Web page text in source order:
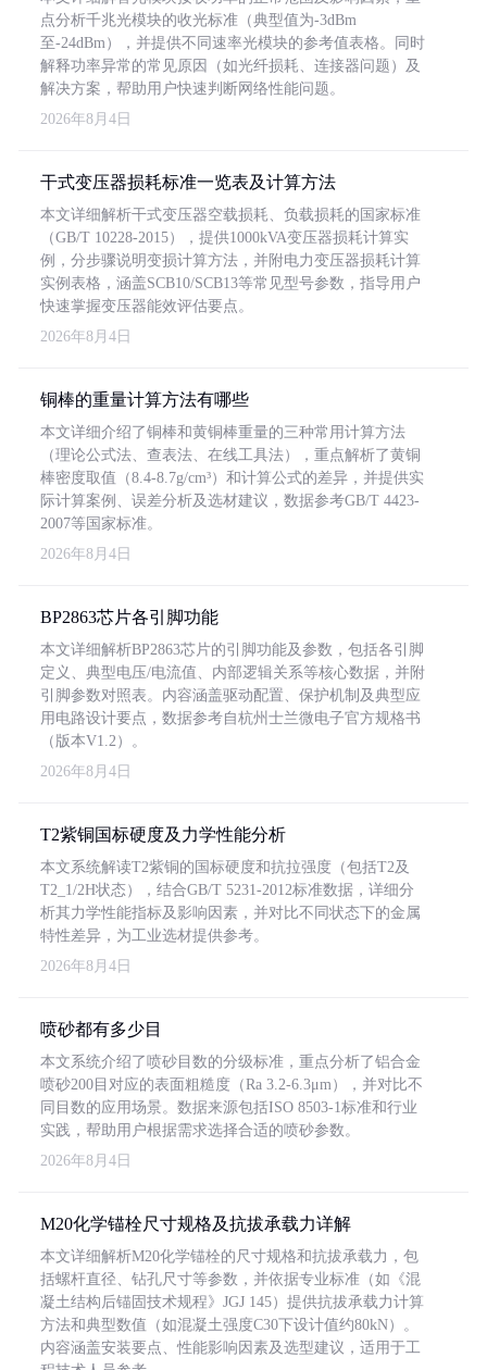
点分析千兆光模块的收光标准（典型值为-3dBm
至-24dBm），并提供不同速率光模块的参考值表格。同时
解释功率异常的常见原因（如光纤损耗、连接器问题）及
解决方案，帮助用户快速判断网络性能问题。
2026年8月4日
干式变压器损耗标准一览表及计算方法
本文详细解析干式变压器空载损耗、负载损耗的国家标准
（GB/T 10228-2015），提供1000kVA变压器损耗计算实
例，分步骤说明变损计算方法，并附电力变压器损耗计算
实例表格，涵盖SCB10/SCB13等常见型号参数，指导用户
快速掌握变压器能效评估要点。
2026年8月4日
铜棒的重量计算方法有哪些
本文详细介绍了铜棒和黄铜棒重量的三种常用计算方法
（理论公式法、查表法、在线工具法），重点解析了黄铜
棒密度取值（8.4-8.7g/cm³）和计算公式的差异，并提供实
际计算案例、误差分析及选材建议，数据参考GB/T 4423-
2007等国家标准。
2026年8月4日
BP2863芯片各引脚功能
本文详细解析BP2863芯片的引脚功能及参数，包括各引脚
定义、典型电压/电流值、内部逻辑关系等核心数据，并附
引脚参数对照表。内容涵盖驱动配置、保护机制及典型应
用电路设计要点，数据参考自杭州士兰微电子官方规格书
（版本V1.2）。
2026年8月4日
T2紫铜国标硬度及力学性能分析
本文系统解读T2紫铜的国标硬度和抗拉强度（包括T2及
T2_1/2H状态），结合GB/T 5231-2012标准数据，详细分
析其力学性能指标及影响因素，并对比不同状态下的金属
特性差异，为工业选材提供参考。
2026年8月4日
喷砂都有多少目
本文系统介绍了喷砂目数的分级标准，重点分析了铝合金
喷砂200目对应的表面粗糙度（Ra 3.2-6.3μm），并对比不
同目数的应用场景。数据来源包括ISO 8503-1标准和行业
实践，帮助用户根据需求选择合适的喷砂参数。
2026年8月4日
M20化学锚栓尺寸规格及抗拔承载力详解
本文详细解析M20化学锚栓的尺寸规格和抗拔承载力，包
括螺杆直径、钻孔尺寸等参数，并依据专业标准（如《混
凝土结构后锚固技术规程》JGJ 145）提供抗拔承载力计算
方法和典型数值（如混凝土强度C30下设计值约80kN）。
内容涵盖安装要点、性能影响因素及选型建议，适用于工